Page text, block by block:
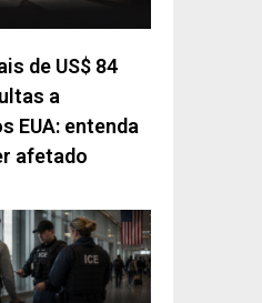
de US$ 84
a
EUA: entenda
afetado